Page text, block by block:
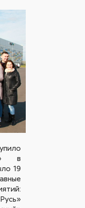
в
19